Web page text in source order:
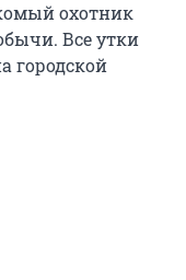
охотник
Все утки
городской